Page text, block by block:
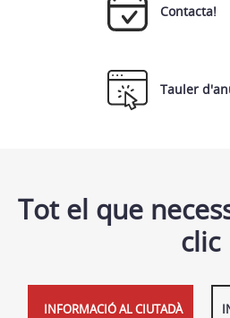
Contacta!
Tauler
Tot el que
clic
INFORMACIÓ AL CIUTADÀ